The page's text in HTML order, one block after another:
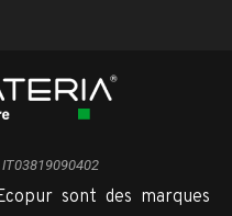
sont des marques